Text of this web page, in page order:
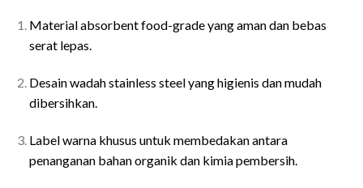
Material absorbent food-grade yang aman dan bebas
serat lepas.
Desain wadah stainless steel yang higienis dan mudah
dibersihkan.
Label warna khusus untuk membedakan antara
penanganan bahan organik dan kimia pembersih.